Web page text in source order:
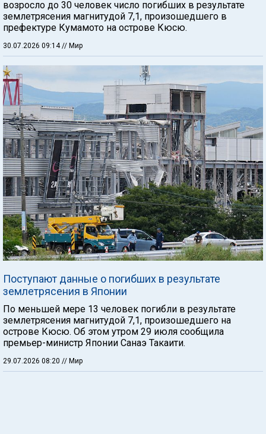
возросло до 30 человек число погибших в результате
землетрясения магнитудой 7,1, произошедшего в
префектуре Кумамото на острове Кюсю.
30.07.2026 09:14// Мир
Поступают данные о погибших в результате
землетрясения в Японии
По меньшей мере 13 человек погибли в результате
землетрясения магнитудой 7,1, произошедшего на
острове Кюсю. Об этом утром 29 июля сообщила
премьер-министр Японии Санаэ Такаити.
29.07.2026 08:20 // Мир